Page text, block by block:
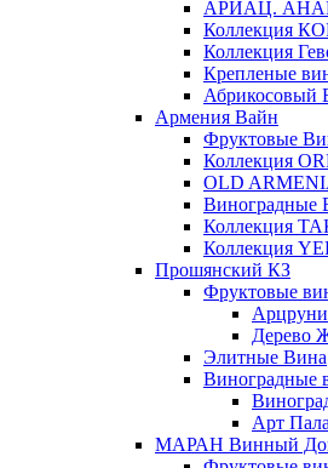
АРИАЦ.
Коллекция
Коллекция
Крепленые
Абрикосовый
Армения Вайн
Фруктовые
Коллекция
OLD
Виноградные
Коллекция
Коллекция
Прошянский КЗ
Фруктовые
Арцруни
Дерево
Элитные Вина
Виноградные
Арт
МАРАН Винный